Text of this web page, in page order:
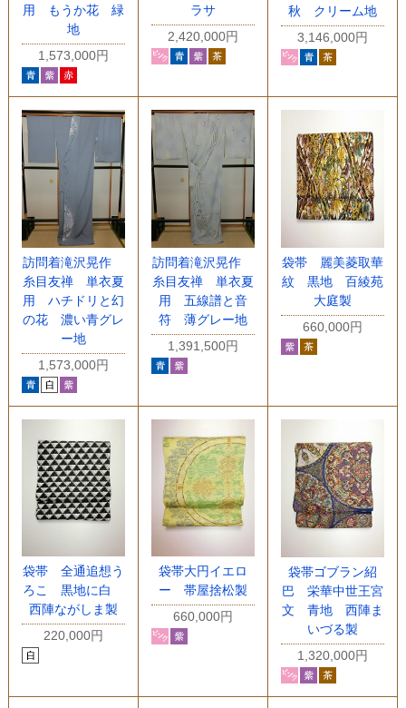
用 もうか花 緑
地
1,573,000円
ラサ
2,420,000円
秋 クリーム地
3,146,000円
訪問着滝沢晃作
糸目友禅 単衣夏
用 ハチドリと幻
の花 濃い青グレ
ー地
1,573,000円
訪問着滝沢晃作
糸目友禅 単衣夏
用 五線譜と音
符 薄グレー地
1,391,500円
袋帯 麗美菱取華
紋 黒地 百綾苑
大庭製
660,000円
袋帯 全通追想う
ろこ 黒地に白
西陣ながしま製
220,000円
袋帯大円イエロ
ー 帯屋捨松製
660,000円
袋帯ゴブラン紹
巴 栄華中世王宮
文 青地 西陣ま
いづる製
1,320,000円